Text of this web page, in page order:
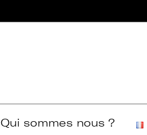
Qui sommes nous ?